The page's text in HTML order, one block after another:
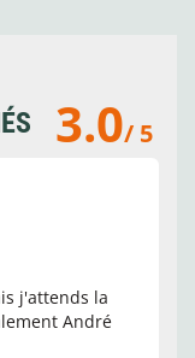
3.0/ 5
j'attends la
André